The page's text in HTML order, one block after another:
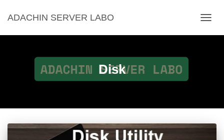
ADACHIN SERVER LABO
ビ
え
Disk